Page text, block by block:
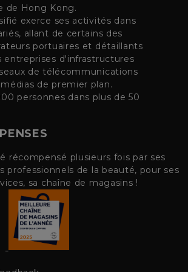
de Hong Kong.
exerce ses activités dans
allant de certains des
portuaires et détaillants
entreprises d'infrastructures
de télécommunications
de premier plan.
personnes dans plus de 50
récompensé plusieurs fois par ses
professionnels de la beauté, pour ses
sa chaîne de magasins !